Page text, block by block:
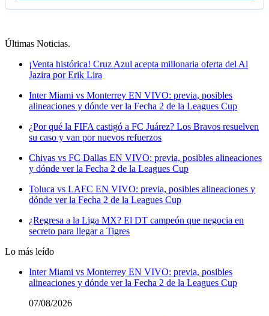
Últimas Noticias.
¡Venta histórica! Cruz Azul acepta millonaria oferta del Al
Jazira por Erik Lira
Inter Miami vs Monterrey EN VIVO: previa, posibles
alineaciones y dónde ver la Fecha 2 de la Leagues Cup
¿Por qué la FIFA castigó a FC Juárez? Los Bravos resuelven
su caso y van por nuevos refuerzos
Chivas vs FC Dallas EN VIVO: previa, posibles alineaciones
y dónde ver la Fecha 2 de la Leagues Cup
Toluca vs LAFC EN VIVO: previa, posibles alineaciones y
dónde ver la Fecha 2 de la Leagues Cup
¿Regresa a la Liga MX? El DT campeón que negocia en
secreto para llegar a Tigres
Lo más leído
Inter Miami vs Monterrey EN VIVO: previa, posibles
alineaciones y dónde ver la Fecha 2 de la Leagues Cup
07/08/2026